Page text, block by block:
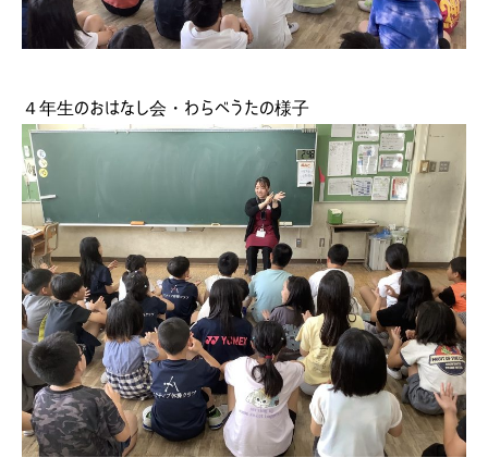
４年生のおはなし会・わらべうたの様子